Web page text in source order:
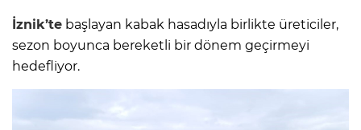
İznik’te başlayan kabak hasadıyla birlikte üreticiler,
sezon boyunca bereketli bir dönem geçirmeyi
hedefliyor.